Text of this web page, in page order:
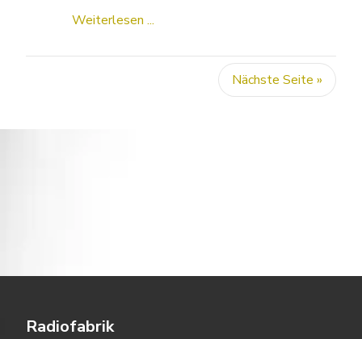
Weiterlesen ...
Nächste Seite »
Radiofabrik